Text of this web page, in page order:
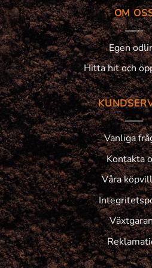
OM
Egen
Hitta hit och
Vanliga
Kontakta
Våra